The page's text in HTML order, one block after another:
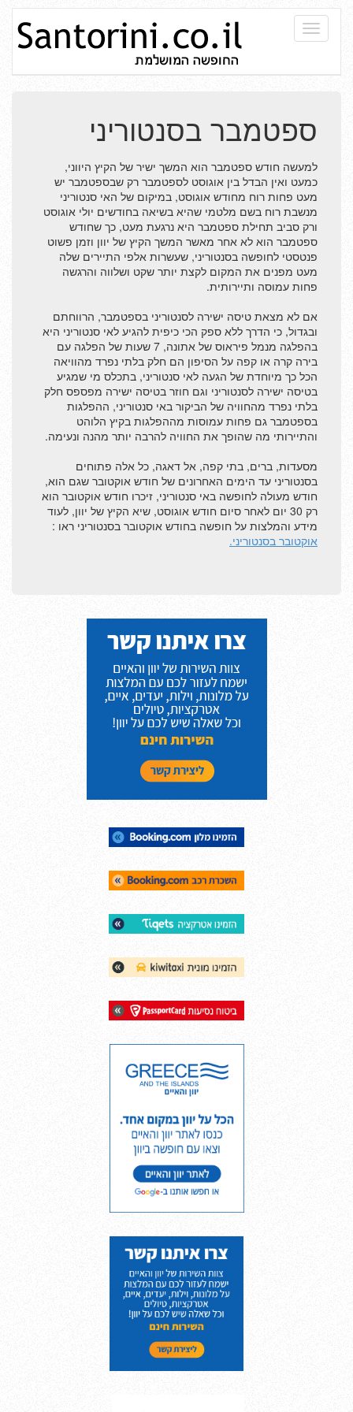
Toggle
אטרקציות בסנטוריני
הפלגה מכרתים לסנטוריני
מלונות יוקרה ווילות
חופים ועיירות בסנטוריני
ספטמבר בסנטוריני
נופש בסנטוריני המלצה
מידע למטיילים בסנטוריני
האיים שמסביב לסנטוריני
מפת האי סנטוריני
שאלות ותשובות
מלונות בכל יוון
חורף בסנטוריני
הגעה מסנטוריני לפארוס!
נדלן ביוון, סנטוריני
מזג אוויר בסנטוריני
שרות והמלצות - חינם
ספטמבר בסנטוריני
למעשה חודש ספטמבר הוא המשך ישיר של הקיץ היווני,
כמעט ואין הבדל בין אוגוסט לספטמבר רק שבספטמבר יש
מעט פחות רוח מחודש אוגוסט, במיקום של האי סנטוריני
מנשבת רוח בשם מלטמי שהיא בשיאה בחודשים יולי אוגוסט
ורק סביב תחילת ספטמבר היא נרגעת מעט, כך שחודש
ספטמבר הוא לא אחר מאשר המשך הקיץ של יוון וזמן פשוט
פנטסטי לחופשה בסנטוריני, שעשרות אלפי התיירים שלה
מעט מפנים את המקום לקצת יותר שקט ושלווה והרגשה
פחות עמוסה ותיירותית.
אם לא מצאת טיסה ישירה לסנטוריני בספטמבר, הרווחתם
ובגדול, כי הדרך ללא ספק הכי כיפית להגיע לאי סנטוריני היא
בהפלגה מנמל פיראוס של אתונה, 7 שעות של הפלגה עם
בירה קרה או קפה על הסיפון הם חלק בלתי נפרד מהוויאה
הכל כך מיוחדת של הגעה לאי סנטוריני, בתכלס מי שמגיע
בטיסה ישירה לסנטוריני וגם חוזר בטיסה ישירה מפספס חלק
בלתי נפרד מהחוויה של הביקור באי סנטוריני, ההפלגות
בספטמבר גם פחות עמוסות מההפלגות בקיץ הלוהט
והתיירותי מה שהופך את החוויה להרבה יותר מהנה ונעימה.
מסעדות, ברים, בתי קפה, אל דאגה, כל אלה פתוחים
בסנטוריני עד הימים האחרונים של חודש אוקטובר שגם הוא,
חודש מעולה לחופשה באי סנטוריני, זיכרו חודש אוקטובר הוא
רק 30 יום לאחר סיום חודש אוגוסט, שיא הקיץ של יוון, לעוד
מידע והמלצות על חופשה בחודש אוקטובר בסנטוריני ראו :
אוקטובר בסנטוריני.